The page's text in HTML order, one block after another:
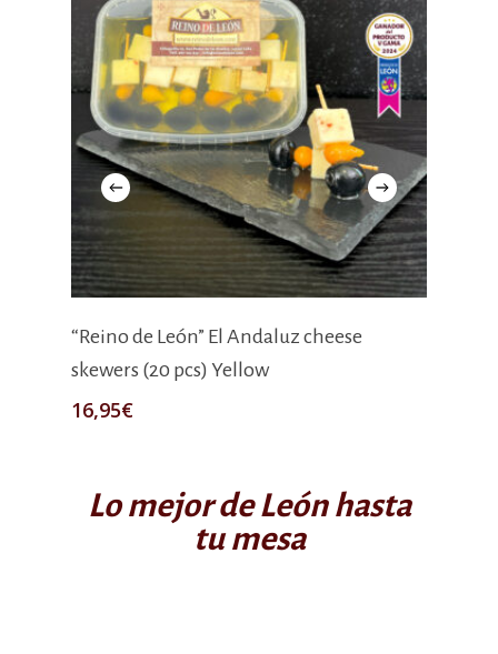
“Reino de León” El Andaluz cheese
skewers (20 pcs) Yellow
16,95€
Lo mejor de León hasta
tu mesa